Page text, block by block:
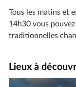
Tous les matins et
14h30 vous
traditionnelles
Lieux à